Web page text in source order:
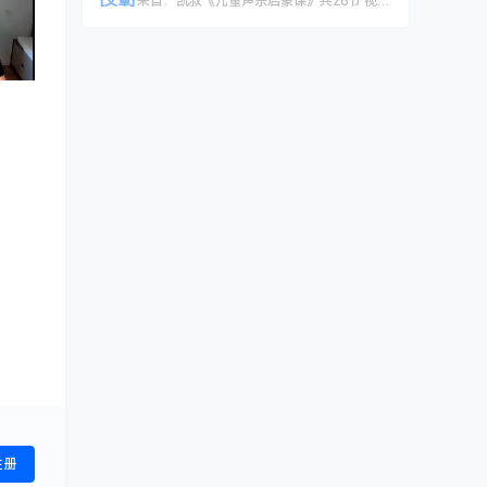
册